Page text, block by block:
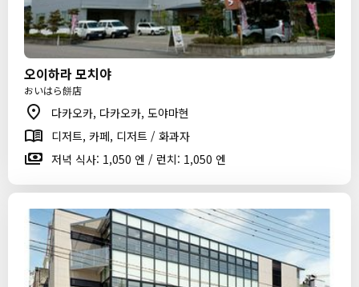
오이하라 모치야
おいはら餅店
다카오카, 다카오카, 도야마현
디저트, 카페, 디저트 / 화과자
저녁 식사: 1,050 엔 / 런치: 1,050 엔